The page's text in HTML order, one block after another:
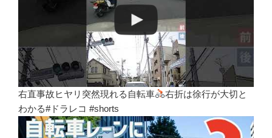
右直事故ヒヤリ突然現れる自転車
右折は徐行が大切と
わかる#ドラレコ #shorts